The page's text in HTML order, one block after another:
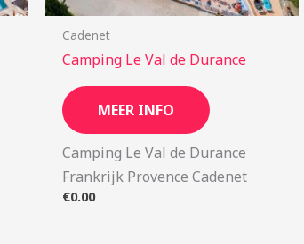
Cadenet
Camping Le Val de Durance
MEER INFO
Camping Le Val de Durance
Frankrijk Provence Cadenet
€0.00